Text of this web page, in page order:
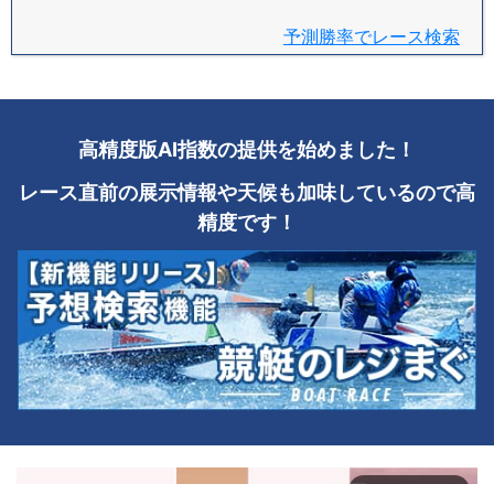
予測勝率でレース検索
高精度版AI指数の提供を始めました！
レース直前の展示情報や天候も加味しているので高
精度です！